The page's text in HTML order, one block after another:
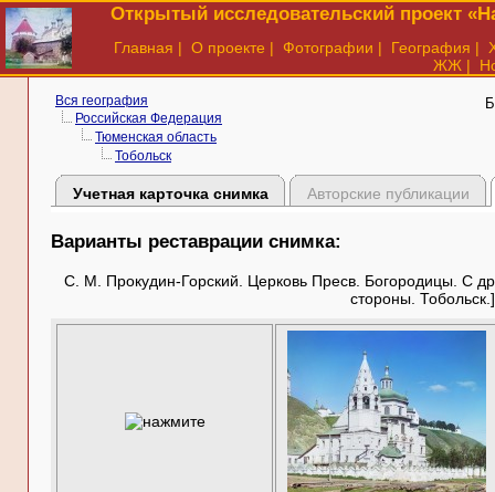
Открытый исследовательский проект
Главная | О проекте | Фотографии | География |
ЖЖ |
Вся география
Российская Федерация
Тюменская область
Тобольск
Учетная карточка снимка Авторские публикации
Варианты реставрации снимка:
С. М. Прокудин-Горский. Церковь Пресв. Богородицы. С
стороны.